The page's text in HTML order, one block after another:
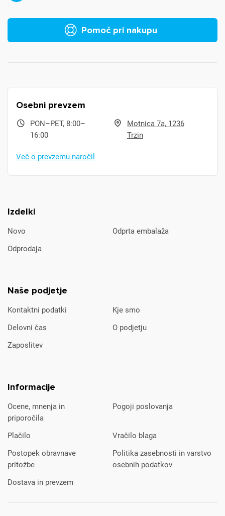
Pomoč pri nakupu
Izdelki
Novo
Odprta embalaža
Odprodaja
Naše podjetje
Kontaktni podatki
Kje smo
Delovni čas
O podjetju
Zaposlitev
Informacije
Ocene, mnenja in
priporočila
Pogoji poslovanja
Plačilo
Vračilo blaga
Postopek obravnave
pritožbe
Politika zasebnosti in varstvo
osebnih podatkov
Dostava in prevzem
Osebni prevzem
PON–PET, 8:00–
16:00
Motnica 7a, 1236
Trzin
Več o prevzemu naročil